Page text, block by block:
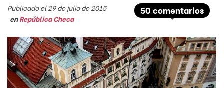
50 comentarios
Publicado el 29 de julio de 2015
enRepública Checa